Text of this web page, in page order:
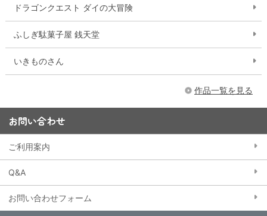
ドラゴンクエスト ダイの大冒険
ふしぎ駄菓子屋 銭天堂
いきものさん
作品一覧を見る
お問い合わせ
ご利用案内
Q&A
お問い合わせフォーム